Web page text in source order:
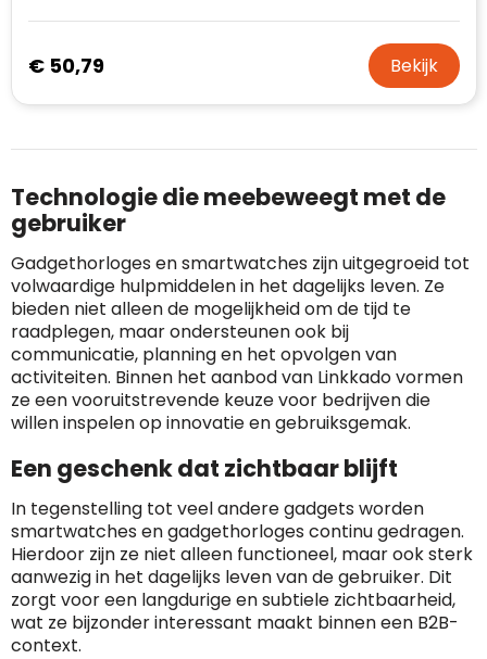
€ 50,79 Bekijk
Technologie die meebeweegt met de
gebruiker
Gadgethorloges en smartwatches zijn uitgegroeid tot
volwaardige hulpmiddelen in het dagelijks leven. Ze
bieden niet alleen de mogelijkheid om de tijd te
raadplegen, maar ondersteunen ook bij
communicatie, planning en het opvolgen van
activiteiten. Binnen het aanbod van Linkkado vormen
ze een vooruitstrevende keuze voor bedrijven die
willen inspelen op innovatie en gebruiksgemak.
Een geschenk dat zichtbaar blijft
In tegenstelling tot veel andere gadgets worden
smartwatches en gadgethorloges continu gedragen.
Hierdoor zijn ze niet alleen functioneel, maar ook sterk
aanwezig in het dagelijks leven van de gebruiker. Dit
zorgt voor een langdurige en subtiele zichtbaarheid,
wat ze bijzonder interessant maakt binnen een B2B-
context.